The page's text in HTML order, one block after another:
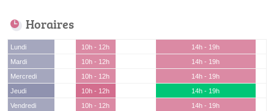
Horaires
Lundi 10h - 12h
14h - 19h
Mardi
10h - 12h
14h - 19h
Mercredi
10h - 12h
14h - 19h
Jeudi
10h - 12h
14h - 19h
Vendredi
10h - 12h
14h - 19h